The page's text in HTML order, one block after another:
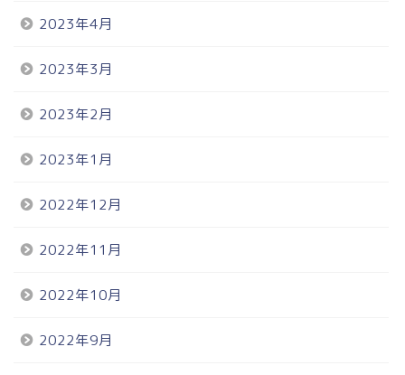
2023年4月
2023年3月
2023年2月
2023年1月
2022年12月
2022年11月
2022年10月
2022年9月